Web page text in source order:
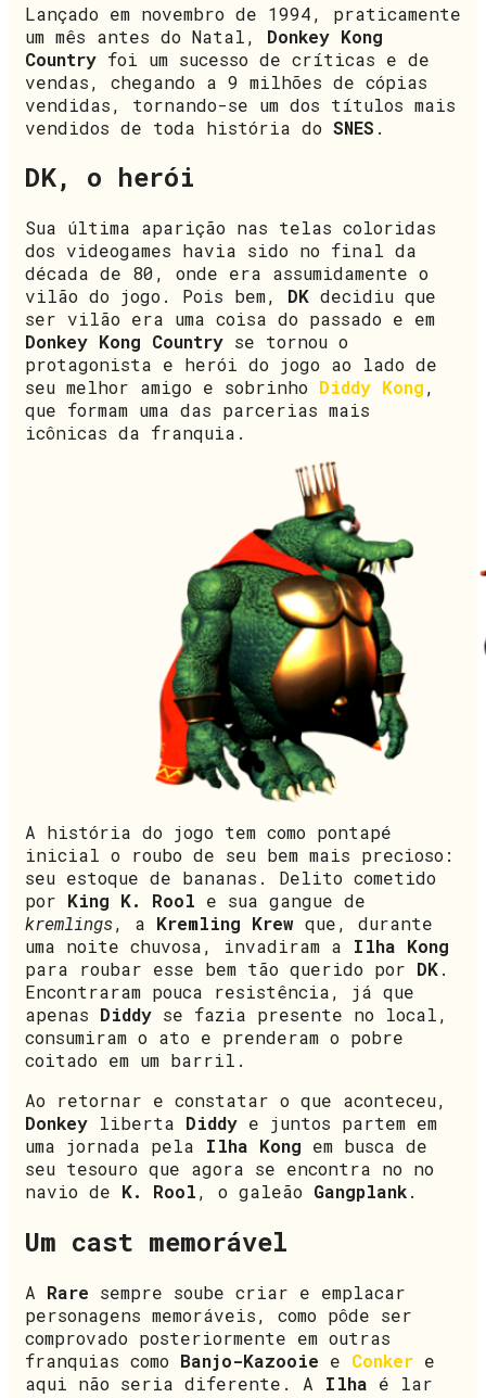
Lançado em novembro de 1994, praticamente
um mês antes do Natal, Donkey Kong
Country foi um sucesso de críticas e de
vendas, chegando a 9 milhões de cópias
vendidas, tornando-se um dos títulos mais
vendidos de toda história do SNES .
DK, o herói
Sua última aparição nas telas coloridas
dos videogames havia sido no final da
década de 80, onde era assumidamente o
vilão do jogo. Pois bem, DK decidiu que
ser vilão era uma coisa do passado e em
Donkey Kong Country se tornou o
protagonista e herói do jogo ao lado de
seu melhor amigo e sobrinho Diddy Kong,
que formam uma das parcerias mais
icônicas da franquia.
A história do jogo tem como pontapé
inicial o roubo de seu bem mais precioso:
seu estoque de bananas. Delito cometido
por King K. Rool e sua gangue de
kremlings, a Kremling Krew que, durante
uma noite chuvosa, invadiram a Ilha Kong
para roubar esse bem tão querido por DK.
Encontraram pouca resistência, já que
apenas Diddy se fazia presente no local,
consumiram o ato e prenderam o pobre
coitado em um barril.
Ao retornar e constatar o que aconteceu,
Donkey liberta Diddy e juntos partem em
uma jornada pela Ilha Kong em busca de
seu tesouro que agora se encontra no no
navio de K. Rool, o galeão Gangplank.
Um cast memorável
A Rare sempre soube criar e emplacar
personagens memoráveis, como pôde ser
comprovado posteriormente em outras
franquias como Banjo-Kazooie e Conker e
aqui não seria diferente. A Ilha é lar